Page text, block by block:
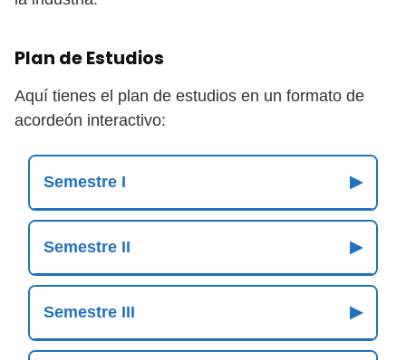
Plan de Estudios
Aquí tienes el plan de estudios en un formato de
acordeón interactivo:
Semestre I ▶
Semestre II ▶
Semestre III ▶